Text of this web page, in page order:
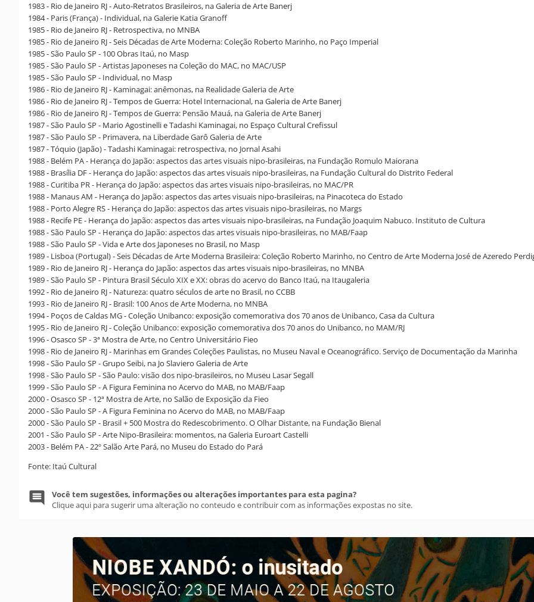
1983 - Rio de Janeiro RJ - Auto-Retratos Brasileiros, na Galeria de Arte Banerj
1984 - Paris (França) - Individual, na Galerie Katia Granoff
1985 - Rio de Janeiro RJ - Retrospectiva, no MNBA
1985 - Rio de Janeiro RJ - Seis Décadas de Arte Moderna: Coleção Roberto Marinho, no Paço Imperial
1985 - São Paulo SP - 100 Obras Itaú, no Masp
1985 - São Paulo SP - Artistas Japoneses na Coleção do MAC, no MAC/USP
1985 - São Paulo SP - Individual, no Masp
1986 - Rio de Janeiro RJ - Kaminagai: anêmonas, na Realidade Galeria de Arte
1986 - Rio de Janeiro RJ - Tempos de Guerra: Hotel Internacional, na Galeria de Arte Banerj
1986 - Rio de Janeiro RJ - Tempos de Guerra: Pensão Mauá, na Galeria de Arte Banerj
1987 - São Paulo SP - Mario Agostinelli e Tadashi Kaminagai, no Espaço Cultural Crefissul
1987 - São Paulo SP - Primavera, na Liberdade Garô Galeria de Arte
1987 - Tóquio (Japão) - Tadashi Kaminagai: retrospectiva, no Jornal Asahi
1988 - Belém PA - Herança do Japão: aspectos das artes visuais nipo-brasileiras, na Fundação Romulo Maiorana
1988 - Brasília DF - Herança do Japão: aspectos das artes visuais nipo-brasileiras, na Fundação Cultural do Distrito Federal
1988 - Curitiba PR - Herança do Japão: aspectos das artes visuais nipo-brasileiras, no MAC/PR
1988 - Manaus AM - Herança do Japão: aspectos das artes visuais nipo-brasileiras, na Pinacoteca do Estado
1988 - Porto Alegre RS - Herança do Japão: aspectos das artes visuais nipo-brasileiras, no Margs
1988 - Recife PE - Herança do Japão: aspectos das artes visuais nipo-brasileiras, na Fundação Joaquim Nabuco. Instituto de Cultura
1988 - São Paulo SP - Herança do Japão: aspectos das artes visuais nipo-brasileiras, no MAB/Faap
1988 - São Paulo SP - Vida e Arte dos Japoneses no Brasil, no Masp
1989 - Lisboa (Portugal) - Seis Décadas de Arte Moderna Brasileira: Coleção Roberto Marinho, no Centro de Arte Moderna José de Azeredo
1989 - Rio de Janeiro RJ - Herança do Japão: aspectos das artes visuais nipo-brasileiras, no MNBA
1989 - São Paulo SP - Pintura Brasil Século XIX e XX: obras do acervo do Banco Itaú, na Itaugaleria
1992 - Rio de Janeiro RJ - Natureza: quatro séculos de arte no Brasil, no CCBB
1993 - Rio de Janeiro RJ - Brasil: 100 Anos de Arte Moderna, no MNBA
1994 - Poços de Caldas MG - Coleção Unibanco: exposição comemorativa dos 70 anos de Unibanco, Casa da Cultura
1995 - Rio de Janeiro RJ - Coleção Unibanco: exposição comemorativa dos 70 anos do Unibanco, no MAM/RJ
1996 - Osasco SP - 3ª Mostra de Arte, no Centro Universitário Fieo
1998 - Rio de Janeiro RJ - Marinhas em Grandes Coleções Paulistas, no Museu Naval e Oceanográfico. Serviço de Documentação da Marinha
1998 - São Paulo SP - Grupo Seibi, na Jo Slaviero Galeria de Arte
1998 - São Paulo SP - São Paulo: visão dos nipo-brasileiros, no Museu Lasar Segall
1999 - São Paulo SP - A Figura Feminina no Acervo do MAB, no MAB/Faap
2000 - Osasco SP - 12ª Mostra de Arte, no Salão de Exposição da Fieo
2000 - São Paulo SP - A Figura Feminina no Acervo do MAB, no MAB/Faap
2000 - São Paulo SP - Brasil + 500 Mostra do Redescobrimento. O Olhar Distante, na Fundação Bienal
2001 - São Paulo SP - Arte Nipo-Brasileira: momentos, na Galeria Euroart Castelli
2003 - Belém PA - 22º Salão Arte Pará, no Museu do Estado do Pará
Fonte: Itaú Cultural
Você tem sugestões, informações ou alterações importantes para esta pagina?
Clique aqui para sugerir uma alteração no conteudo e contribuir com as informações expostas no site.